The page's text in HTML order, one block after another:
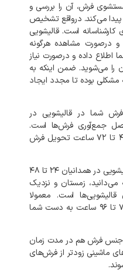
فرش، آن را بررسی و
پیدا می‌کند. درواقع تشخیص
کارشناسانه است.قالیشویی
و درصورت مشاهده هرگونه
اطلاع داده و درصورت نیاز
را می‌شوید. ضمن اینکه به
مشکلی بوده تا مجدد ایجاد
فرش شما در قالیشویی در
جمع‌آوری فرش‌ها است.
تا ۷۲ ساعت تحویل فرش
در همدانیان ۲۴ تا ۴۸
می‌دانید، زمستان و نزدیک
قالیشویی‌ها است. معمولا
تا ۹۶ ساعت به دست شما
جنس فرش هم در مدت زمان
ماشینی زودتر از فرش‌های
.